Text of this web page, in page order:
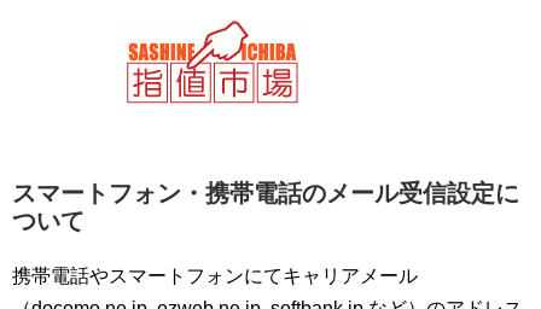
スマートフォン・携帯電話のメール受信設定に
ついて
携帯電話やスマートフォンにてキャリアメール